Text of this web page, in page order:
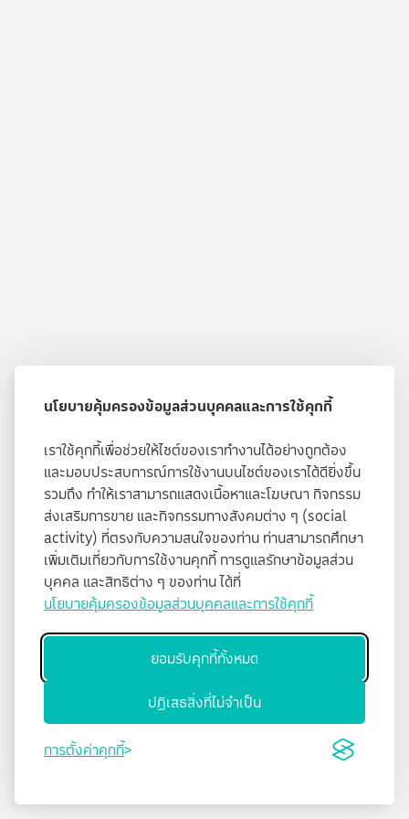
นโยบายคุ้มครองข้อมูลส่วนบุคคลและการใช้คุกกี้
เราใช้คุกกี้เพื่อช่วยให้ไซต์ของเราทำงานได้อย่างถูกต้อง
และมอบประสบการณ์การใช้งานบนไซต์ของเราได้ดียิ่งขึ้น
รวมถึง ทำให้เราสามารถแสดงเนื้อหาและโฆษณา กิจกรรม
ส่งเสริมการขาย และกิจกรรมทางสังคมต่าง ๆ (social
activity) ที่ตรงกับความสนใจของท่าน ท่านสามารถศึกษา
เพิ่มเติมเกี่ยวกับการใช้งานคุกกี้ การดูแลรักษาข้อมูลส่วน
บุคคล และสิทธิต่าง ๆ ของท่าน ได้ที่
นโยบายคุ้มครองข้อมูลส่วนบุคคลและการใช้คุกกี้
ยอมรับคุกกี้ทั้งหมด
ปฏิเสธสิ่งที่ไม่จำเป็น
การตั้งค่าคุกกี้